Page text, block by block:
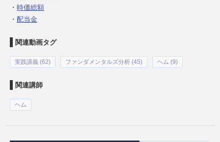
・ 時価総額
・ 配当金
関連動画タグ
実践講義 (62) ファンダメンタルズ分析 (45) ヘム (9)
関連講師
ヘム